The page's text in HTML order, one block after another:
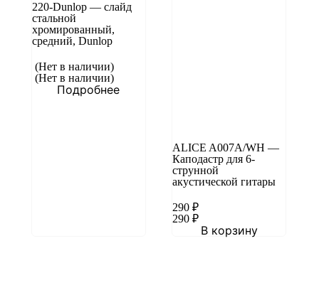
220-Dunlop — cлайд
стальной
хромированный,
средний, Dunlop
(Нет в наличии)
(Нет в наличии)
Подробнее
ALICE A007A/WH —
Каподастр для 6-
струнной
акустической гитары
290 ₽
290 ₽
В корзину